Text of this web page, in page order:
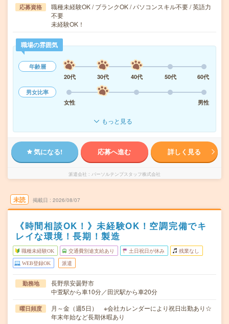
応募資格
職種未経験OK / ブランクOK / パソコンスキル不要 / 英語力
不要
未経験OK！
職場の雰囲気
年齢層
20代
30代 40代 50代
60代
男女比率
女性
男性
もっと見る
気になる! 応募へ進む 詳しく見る
派遣会社 パーソルテンプスタッフ株式会社
未読 掲載日 2026/08/07
《時間相談OK！》未経験OK！空調完備でキ
レイな環境！長期！製造
職種未経験OK 交通費別途支給あり 土日祝日が休み 残業なし
WEB登録OK 派遣
勤務地
長野県安曇野市
中萱駅から車10分／田沢駅から車20分
曜日頻度
月～金（週5日） ※会社カレンダーにより祝日出勤あり☆
年末年始など長期休暇あり